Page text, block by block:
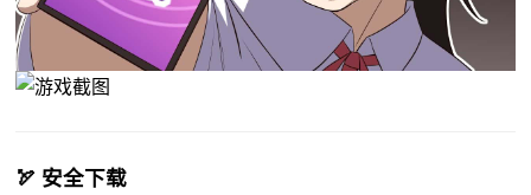
🏹 安全下载